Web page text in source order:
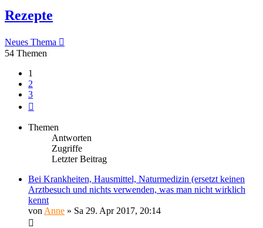
Rezepte
Neues Thema
54 Themen
1
2
3
Themen
Antworten
Zugriffe
Letzter Beitrag
Bei Krankheiten, Hausmittel, Naturmedizin (ersetzt keinen
Arztbesuch und nichts verwenden, was man nicht wirklich
kennt
von Anne » Sa 29. Apr 2017, 20:14